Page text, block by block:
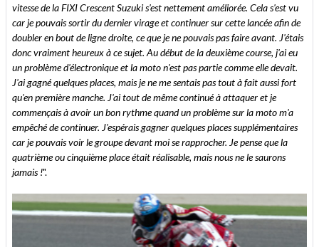
vitesse de la FIXI Crescent Suzuki s'est nettement améliorée. Cela s'est vu
car je pouvais sortir du dernier virage et continuer sur cette lancée afin de
doubler en bout de ligne droite, ce que je ne pouvais pas faire avant. J'étais
donc vraiment heureux à ce sujet. Au début de la deuxième course, j'ai eu
un problème d'électronique et la moto n'est pas partie comme elle devait.
J'ai gagné quelques places, mais je ne me sentais pas tout à fait aussi fort
qu'en première manche. J'ai tout de même continué à attaquer et je
commençais à avoir un bon rythme quand un problème sur la moto m'a
empêché de continuer. J'espérais gagner quelques places supplémentaires
car je pouvais voir le groupe devant moi se rapprocher. Je pense que la
quatrième ou cinquième place était réalisable, mais nous ne le saurons
jamais !".